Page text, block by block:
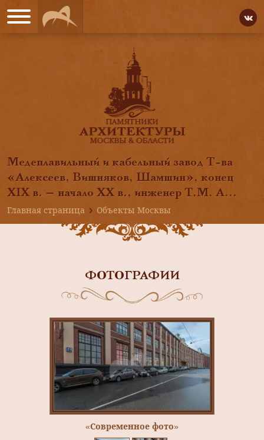
Медеплавильный и кабельный завод Т-ва
«Алексеев, Вишняков, Шамшин», конец
XIX в. — начало XX в., инженер Т.М. А...
Главная страница
Объекты Москвы
ФОТОГРАФИИ
«Современное фото»